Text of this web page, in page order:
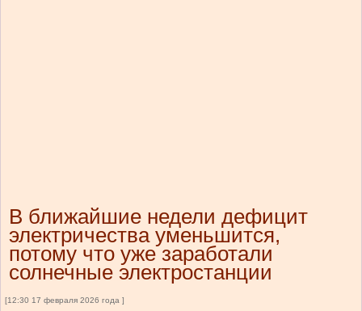
В ближайшие недели дефицит
электричества уменьшится,
потому что уже заработали
солнечные электростанции
[12:30 17 февраля 2026 года ]